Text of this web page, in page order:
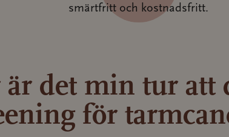
smärtfritt och kostnadsfritt.
är det min tur att
för